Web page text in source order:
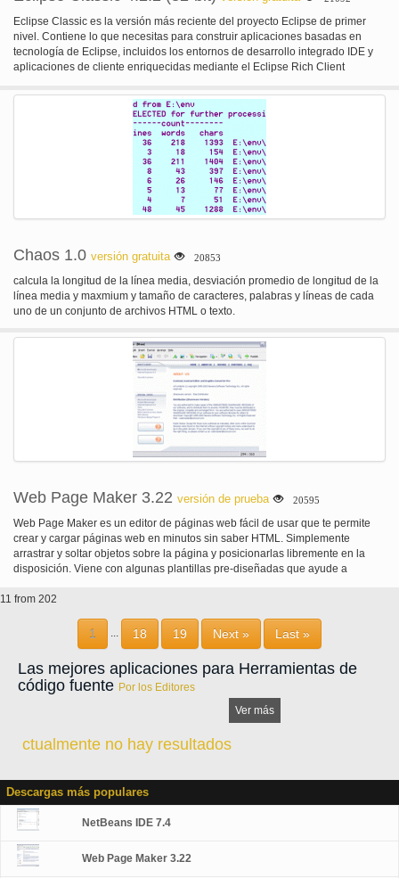
Eclipse Classic es la versión más reciente del proyecto Eclipse de primer
nivel. Contiene lo que necesitas para construir aplicaciones basadas en
tecnología de Eclipse, incluidos los entornos de desarrollo integrado IDE y
aplicaciones de cliente enriquecidas mediante el Eclipse Rich Client
compilación incremental, el plug-in desarrollo medio ambiente PDE, código
fuente completo de la plataforma Eclipse y mucho más. Esta es la versión de
Chaos 1.0 versión gratuita 20853
calcula la longitud de la línea media, desviación promedio de longitud de la
línea media y maxmium y tamaño de caracteres, palabras y líneas de cada
uno de un conjunto de archivos HTML o texto.
Web Page Maker 3.22 versión de prueba 20595
Web Page Maker es un editor de páginas web fácil de usar que te permite
crear y cargar páginas web en minutos sin saber HTML. Simplemente
arrastrar y soltar objetos sobre la página y posicionarlas libremente en la
disposición. Viene con algunas plantillas pre-diseñadas que ayude a
pueden ser insertados en la página.
11 from 202
1 ... 18 19 Next » Last »
Las mejores aplicaciones para Herramientas de
código fuente Por los Editores
Ver más
ctualmente no hay resultados
Descargas más populares
NetBeans IDE 7.4
Web Page Maker 3.22